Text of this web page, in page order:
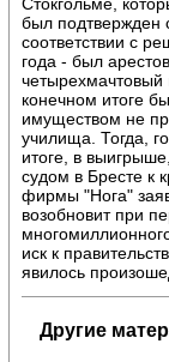
был подтвержден
соответствии с
года - был
конечном итоге
имуществом не
училища. Тогда,
итоге, в
судом в Бресте к
фирмы "Нога"
возобновит при
иск к
явилось
Другие